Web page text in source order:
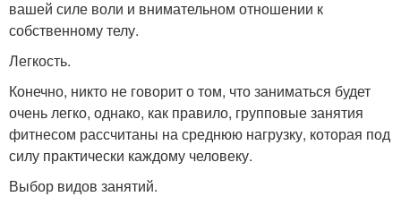
вашей силе воли и внимательном отношении к
собственному телу.
Легкость.
Конечно, никто не говорит о том, что заниматься будет
очень легко, однако, как правило, групповые занятия
фитнесом рассчитаны на среднюю нагрузку, которая под
силу практически каждому человеку.
Выбор видов занятий.